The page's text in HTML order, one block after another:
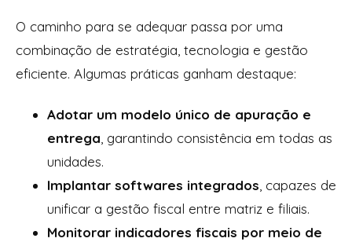
O caminho para se adequar passa por uma
combinação de estratégia, tecnologia e gestão
eficiente. Algumas práticas ganham destaque:
Adotar um modelo único de apuração e
entrega, garantindo consistência em todas as
unidades.
Implantar softwares integrados, capazes de
unificar a gestão fiscal entre matriz e filiais.
Monitorar indicadores fiscais por meio de